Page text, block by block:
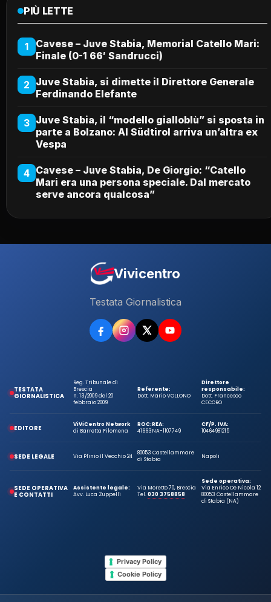
PIÙ LETTE
1
Cavese – Juve Stabia, Memorial Catello Mari:
Finale (0-1 66′ Sandrucci)
2 Juve Stabia, si dimette il Direttore Generale
Ferdinando Elefante
3 Juve Stabia, il “modello gialloblù” si sposta in
parte a Bolzano: Al Südtirol arriva un’altra ex
Vespa
4 Cavese – Juve Stabia, De Giorgio: “Catello
Mari era una persona speciale. Dal mercato
serve ancora qualcosa”
Vivicentro
Testata Giornalistica
TESTATA
GIORNALISTICA
Reg. Tribunale di
Brescia
n. 13/2009 del 20
febbraio 2009
Referente:
Dott. Mario VOLLONO
Direttore
responsabile:
Dott. Francesco
CECORO
EDITORE
ViViCentro Network
di Barretta Filomena
ROC:
41663
REA:
NA-1107749
CF/P. IVA:
10464981215
SEDE LEGALE Via Plinio Il Vecchio 24
80053 Castellammare
di Stabia
Napoli
SEDE OPERATIVA
E CONTATTI
Assistente legale:
Avv. Luca Zuppelli
Via Moretto 70, Brescia
Tel.030 3758858
Sede operativa:
Via Enrico De Nicola 12
80053 Castellammare
di Stabia (NA)
Privacy Policy
Cookie Policy